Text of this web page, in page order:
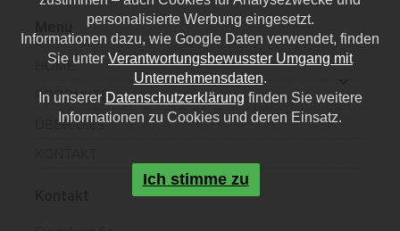
HOME
PRODUKTE
ÜBER UNS
personalisierte Werbung eingesetzt.
Informationen dazu, wie Google Daten verwendet, finden
Sie unter Verantwortungsbewusster Umgang mit
Unternehmensdaten.
In unserer Datenschutzerklärung finden Sie weitere
Informationen zu Cookies und deren Einsatz.
Ich stimme zu